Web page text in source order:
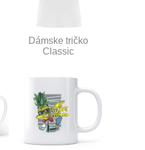
Dámske tričko
Classic